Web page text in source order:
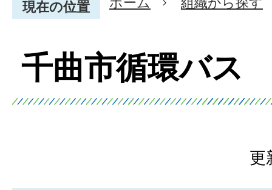
現在の位置
千曲市循環バス
更